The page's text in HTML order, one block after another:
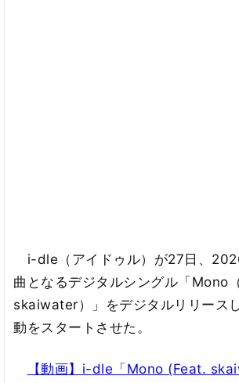
i-dle（アイドゥル）が27日、
曲となるデジタルシングル「Mono
skaiwater）」をデジタルリリース
動をスタートさせた。
【動画】i-dle「Mono (Feat.